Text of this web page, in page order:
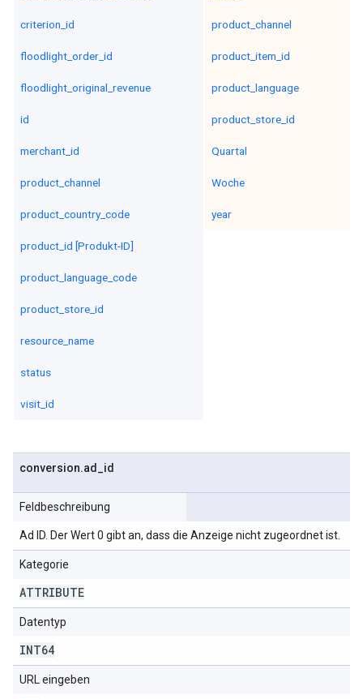
criterion_id
floodlight_order_id
floodlight_original_revenue
id
merchant_id
product_channel
product_country_code
product_id [Produkt-ID]
product_language_code
product_store_id
resource_name
status
visit_id
product_channel
product_item_id
product_language
product_store_id
Quartal
Woche
year
conversion.ad id
Feldbeschreibung
Ad ID. Der Wert 0 gibt an, dass die Anzeige nicht zugeordnet ist.
Kategorie
ATTRIBUTE
Datentyp
INT64
URL eingeben